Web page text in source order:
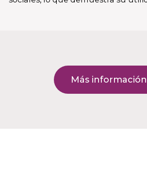
Más información